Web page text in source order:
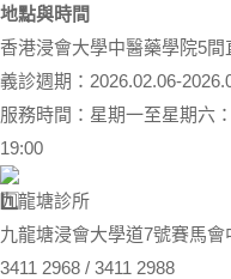
地點與時間
香港浸會大學中醫藥學院5間
義診週期：2026.02.06-
服務時間：星期一至星期六
19:00
九龍塘診所
九龍塘浸會大學道7號賽馬
3411 2968 / 3411 2988